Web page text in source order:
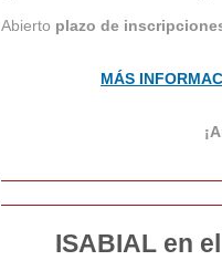
Abierto plazo de
MÁS
ISABIAL en